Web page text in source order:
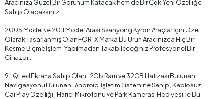
Aracınıza Güzel Bir Görünüm Katacak hem de Bir Çok Yeni Özelliğe
Sahip Olacaksınız.
2005 Model ve 2011 Model Arası Ssanyong Kyron Araçlar İçin Özel
Olarak Tasarlanmış Olan FOR-X Marka Bu Ürün Aracınızda Hiç Bir
Kesme Biçme İşlemi Yapılmadan Takabileceğiniz Profesyonel Bir
Cihazdır.
9″ QLed Ekrana Sahip Olan , 2Gb Ram ve 32GB Hafızası Bulunan ,
Navigasyonu Bulunan , Android İşletim Sistemine Sahip , Kablosuz
Car Play Özelliği , Harici Mikrofonu ve Park Kamerası Hediyesi İle Bu